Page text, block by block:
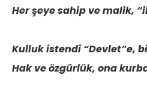
Her şeye sahip ve malik,
Kulluk istendi “Devlet”e,
Hak ve özgürlük, ona